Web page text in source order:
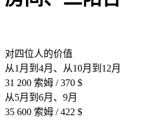
对四位人的价值
从1月到4月、从10月到12月
31 200 索姆 / 370 $
从5月到6月、9月
35 600 索姆 / 422 $